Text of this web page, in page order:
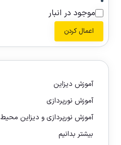
موجود در انبار
اعمال کردن
آموزش دیزاین
آموزش نورپردازی
آموزش نورپردازی و دیزاین محیط
بیشتر بدانیم